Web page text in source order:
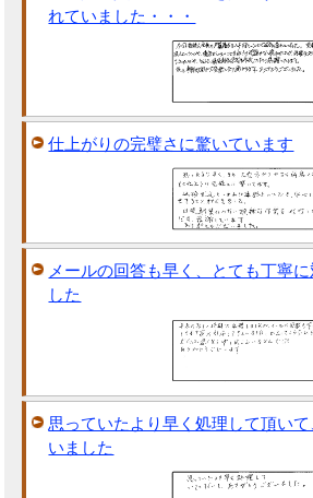
れていました・・・
仕上がりの完璧さに驚いています
メールの回答も早く、とても丁寧
した
思っていたより早く処理して頂い
いました